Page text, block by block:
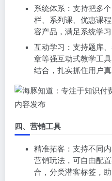
系统体系：支持把多
栏、系列课、优惠课
容产品，满足系统学习
互动学习：支持题库
章等强互动式教学工
结合，扎实抓住用户真
内容发布
四、营销工具
精准拓客：支持不同
营销玩法，可自由配
合，分类潜客标签，助